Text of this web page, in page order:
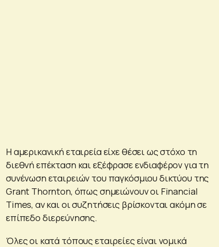
Η αμερικανική εταιρεία είχε θέσει ως στόχο τη
διεθνή επέκταση και εξέφρασε ενδιαφέρον για τη
συνένωση εταιρειών του παγκόσμιου δικτύου της
Grant Thornton, όπως σημειώνουν οι Financial
Times, αν και οι συζητήσεις βρίσκονται ακόμη σε
επίπεδο διερεύνησης.
Όλες οι κατά τόπους εταιρείες είναι νομικά